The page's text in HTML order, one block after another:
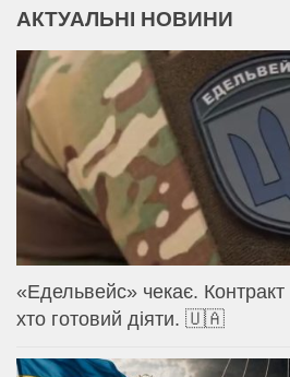
АКТУАЛЬНІ НОВИНИ
«Едельвейс» чекає.
хто готовий діяти. 🇺🇦